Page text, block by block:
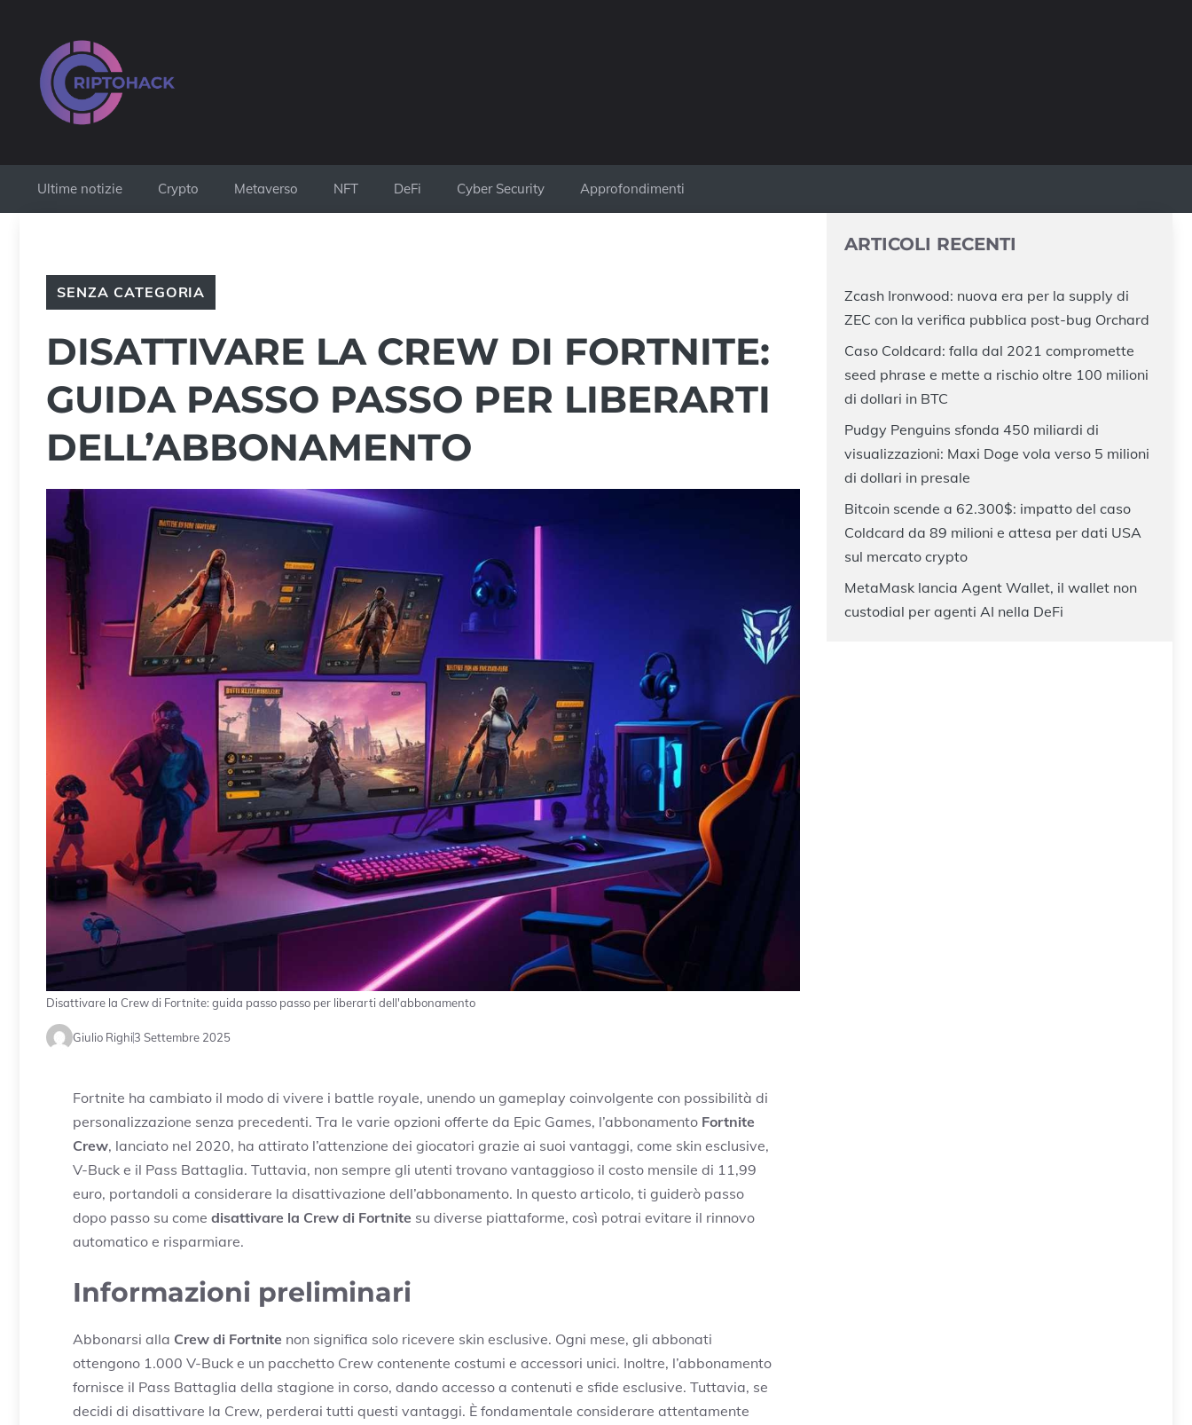
contenuto
Ultime notizie Crypto Metaverso NFT DeFi Cyber Security Approfondimenti
SENZA CATEGORIA
DISATTIVARE LA CREW DI FORTNITE:
GUIDA PASSO PASSO PER LIBERARTI
DELL’ABBONAMENTO
Disattivare la Crew di Fortnite: guida passo passo per liberarti dell'abbonamento
Giulio Righi3 Settembre 2025
Fortnite ha cambiato il modo di vivere i battle royale, unendo un gameplay coinvolgente con possibilità di
personalizzazione senza precedenti. Tra le varie opzioni offerte da Epic Games, l’abbonamento Fortnite
Crew, lanciato nel 2020, ha attirato l’attenzione dei giocatori grazie ai suoi vantaggi, come skin esclusive,
V-Buck e il Pass Battaglia. Tuttavia, non sempre gli utenti trovano vantaggioso il costo mensile di 11,99
euro, portandoli a considerare la disattivazione dell’abbonamento. In questo articolo, ti guiderò passo
dopo passo su come disattivare la Crew di Fortnite su diverse piattaforme, così potrai evitare il rinnovo
automatico e risparmiare.
Informazioni preliminari
Abbonarsi alla Crew di Fortnite non significa solo ricevere skin esclusive. Ogni mese, gli abbonati
ottengono 1.000 V-Buck e un pacchetto Crew contenente costumi e accessori unici. Inoltre, l’abbonamento
fornisce il Pass Battaglia della stagione in corso, dando accesso a contenuti e sfide esclusive. Tuttavia, se
decidi di disattivare la Crew, perderai tutti questi vantaggi. È fondamentale considerare attentamente
ARTICOLI RECENTI
Zcash Ironwood: nuova era per la supply di
ZEC con la verifica pubblica post-bug Orchard
Caso Coldcard: falla dal 2021 compromette
seed phrase e mette a rischio oltre 100 milioni
di dollari in BTC
Pudgy Penguins sfonda 450 miliardi di
visualizzazioni: Maxi Doge vola verso 5 milioni
di dollari in presale
Bitcoin scende a 62.300$: impatto del caso
Coldcard da 89 milioni e attesa per dati USA
sul mercato crypto
MetaMask lancia Agent Wallet, il wallet non
custodial per agenti AI nella DeFi